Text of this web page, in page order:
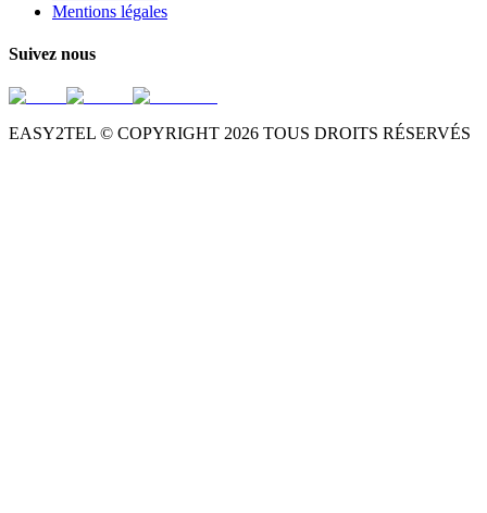
Mentions légales
Suivez nous
EASY2TEL © COPYRIGHT 2026 TOUS DROITS RÉSERVÉS